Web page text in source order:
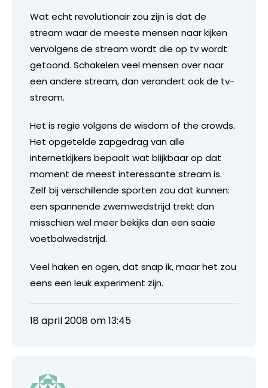
Wat echt revolutionair zou zijn is dat de
stream waar de meeste mensen naar kijken
vervolgens de stream wordt die op tv wordt
getoond. Schakelen veel mensen over naar
een andere stream, dan verandert ook de tv-
stream.
Het is regie volgens de wisdom of the crowds.
Het opgetelde zapgedrag van alle
internetkijkers bepaalt wat blijkbaar op dat
moment de meest interessante stream is.
Zelf bij verschillende sporten zou dat kunnen:
een spannende zwemwedstrijd trekt dan
misschien wel meer bekijks dan een saaie
voetbalwedstrijd.
Veel haken en ogen, dat snap ik, maar het zou
eens een leuk experiment zijn.
18 april 2008 om 13:45